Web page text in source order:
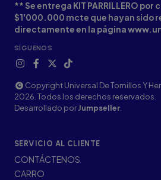
** Se entrega KIT PARRILLERO por
$1'000.000 mcte que hayan sido
directamente en la página
SÍGUENOS
Copyright Universal De Tornillos Y
2026. Todos los derechos reservados.
Desarrollado porJumpseller
SERVICIO AL CLIENTE
CONTÁCTENOS
CARRO